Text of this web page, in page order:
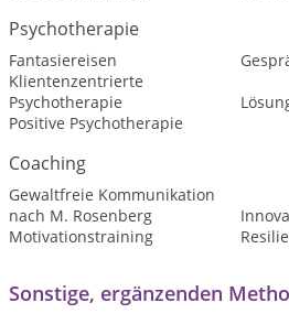
Psychotherapie
Fantasiereisen
Klientenzentrierte
Psychotherapie
Positive Psychotherapie
Coaching
Gewaltfreie Kommunikation
nach M. Rosenberg
Motivationstraining
Sonstige, ergänzenden